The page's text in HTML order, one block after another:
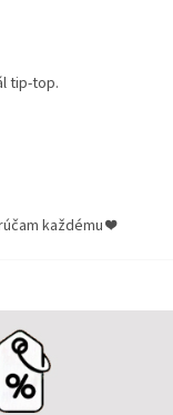
tip-top.
každému ❤️